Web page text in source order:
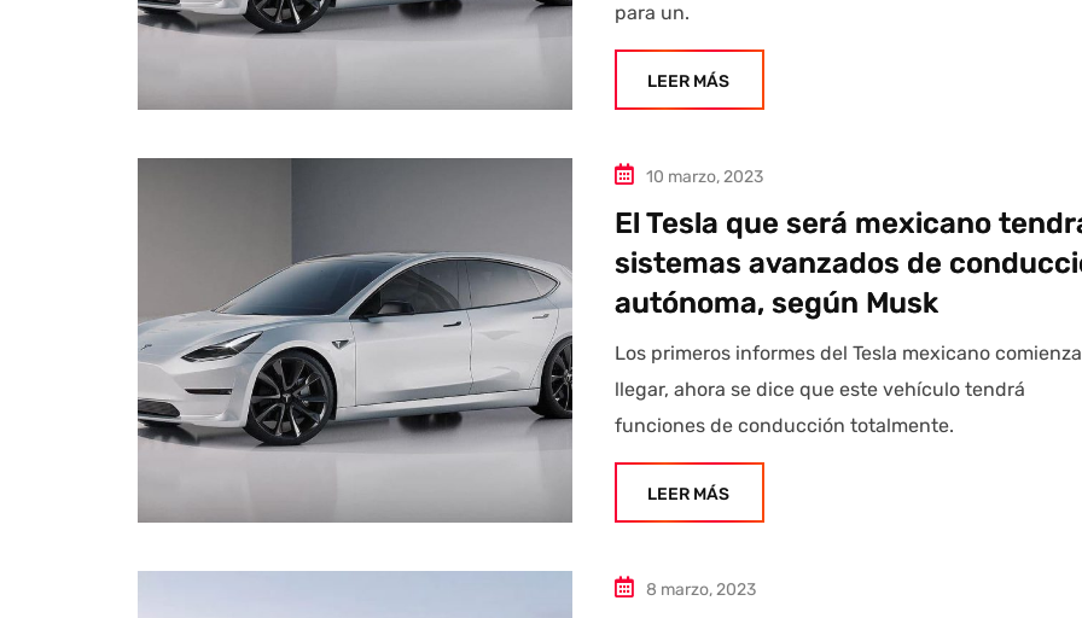
para un.
LEER MÁS
10 marzo, 2023
El Tesla que será mexicano
sistemas avanzados de
autónoma, según Musk
Los primeros informes del Tesla mexicano
llegar, ahora se dice que este vehículo tendrá
funciones de conducción totalmente.
LEER MÁS
8 marzo, 2023